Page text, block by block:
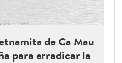
de Ca Mau
para erradicar la